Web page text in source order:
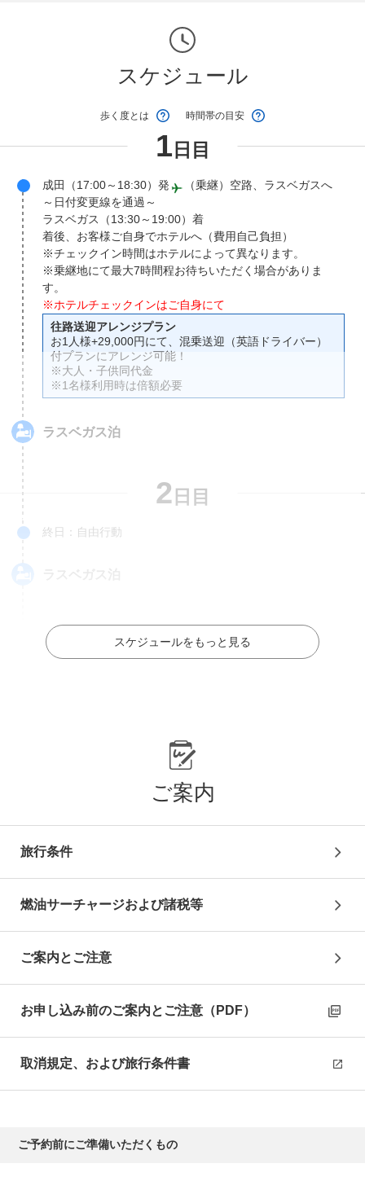
スケジュール
歩く度とは 時間帯の目安
1 日目
成田（17:00～18:30）発
（乗継）空路、ラスベガスへ
～日付変更線を通過～
ラスベガス（13:30～19:00）着
着後、お客様ご自身でホテルへ（費用自己負担）
※チェックイン時間はホテルによって異なります。
※乗継地にて最大7時間程お待ちいただく場合がありま
す。
※ホテルチェックインはご自身にて
往路送迎アレンジプラン
お1人様+29,000円にて、混乗送迎（英語ドライバー）
付プランにアレンジ可能！
※大人・子供同代金
※1名様利用時は倍額必要
ラスベガス泊
2 日目
終日：自由行動
スケジュールをもっと見る
4日目
※必ずフライト時間の2時間前までにチェックイン手続き
をお済ませください
お1人様+29,000円にて、混乗送迎(英語ドライバー）付
プランにアレンジ可能！
※大人・子供同代金
ラスベガス（05:00～10:30）発
へ
～日付変更線を通過～
5日目
ご案内
旅行条件
燃油サーチャージおよび諸税等
ご案内とご注意
お申し込み前のご案内とご注意（PDF）
取消規定、および旅行条件書
ご予約前にご準備いただくもの